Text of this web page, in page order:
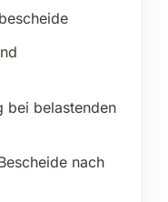
bei belastenden
nach